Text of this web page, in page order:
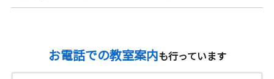
お電話での教室案内も行っています